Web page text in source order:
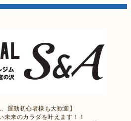
、運動初心者様も大歓迎】
未来のカラダを叶えます！！